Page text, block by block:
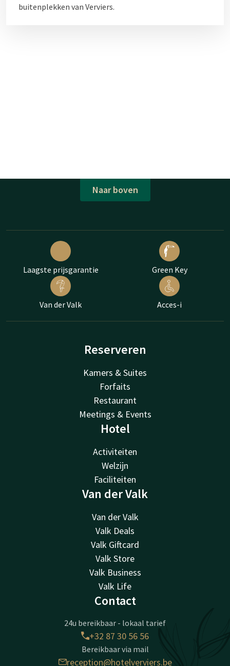
buitenplekken van Verviers.
Naar boven
Laagste prijsgarantie Green Key
Van der Valk Acces-i
Reserveren
Kamers & Suites
Forfaits
Restaurant
Meetings & Events
Hotel
Activiteiten
Welzijn
Faciliteiten
Van der Valk
Van der Valk
Valk Deals
Valk Giftcard
Valk Store
Valk Business
Valk Life
Contact
24u bereikbaar - lokaal tarief
+32 87 30 56 56
Bereikbaar via mail
reception@hotelverviers.be